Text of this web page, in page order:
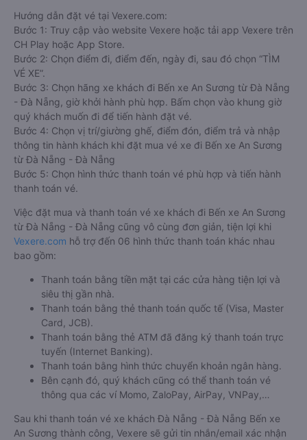
Hướng dẫn đặt vé tại Vexere.com:
Bước 1: Truy cập vào website Vexere hoặc tải app Vexere trên
CH Play hoặc App Store.
Bước 2: Chọn điểm đi, điểm đến, ngày đi, sau đó chọn “TÌM
VÉ XE”.
Bước 3: Chọn hãng xe khách đi Bến xe An Sương từ Đà Nẵng
- Đà Nẵng, giờ khởi hành phù hợp. Bấm chọn vào khung giờ
quý khách muốn đi để tiến hành đặt vé.
Bước 4: Chọn vị trí/giường ghế, điểm đón, điểm trả và nhập
thông tin hành khách khi đặt mua vé xe đi Bến xe An Sương
từ Đà Nẵng - Đà Nẵng
Bước 5: Chọn hình thức thanh toán vé phù hợp và tiến hành
thanh toán vé.
Việc đặt mua và thanh toán vé xe khách đi Bến xe An Sương
từ Đà Nẵng - Đà Nẵng cũng vô cùng đơn giản, tiện lợi khi
Vexere.com hỗ trợ đến 06 hình thức thanh toán khác nhau
bao gồm:
Thanh toán bằng tiền mặt tại các cửa hàng tiện lợi và
siêu thị gần nhà.
Thanh toán bằng thẻ thanh toán quốc tế (Visa, Master
Card, JCB).
Thanh toán bằng thẻ ATM đã đăng ký thanh toán trực
tuyến (Internet Banking).
Thanh toán bằng hình thức chuyển khoản ngân hàng.
Bên cạnh đó, quý khách cũng có thể thanh toán vé
thông qua các ví Momo, ZaloPay, AirPay, VNPay,…
Sau khi thanh toán vé xe khách Đà Nẵng - Đà Nẵng Bến xe
An Sương thành công, Vexere sẽ gửi tin nhắn/email xác nhận